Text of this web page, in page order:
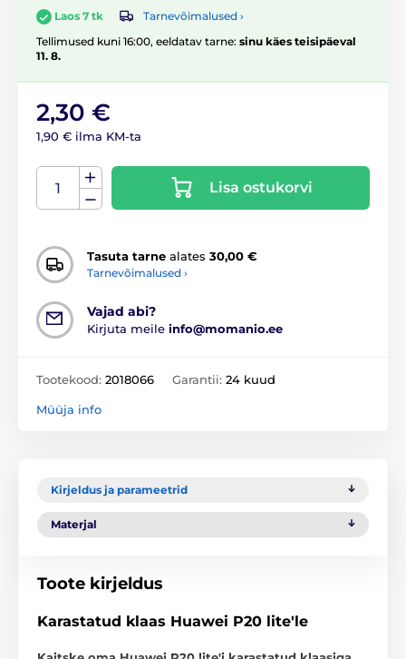
Laos 7 tk
Tarnevõimalused ›
Tellimused kuni 16:00, eeldatav tarne: sinu käes teisipäeval
11. 8.
2,30 €
1,90 € ilma KM-ta
Lisa ostukorvi
Tasuta tarne alates 30,00 €
Tarnevõimalused ›
Vajad abi?
Kirjuta meile info@momanio.ee
Tootekood: 2018066 Garantii: 24 kuud
Müüja info
Kirjeldus ja parameetrid
Materjal
Toote kirjeldus
Karastatud klaas Huawei P20 lite'le